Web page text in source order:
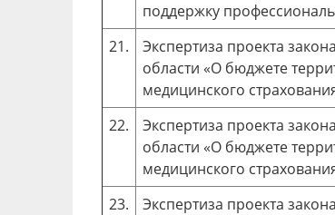
поддержку
21.
Экспертиза проекта
области «О бюджете
медицинского
22.
Экспертиза проекта
области «О бюджете
медицинского
23.
Экспертиза проекта